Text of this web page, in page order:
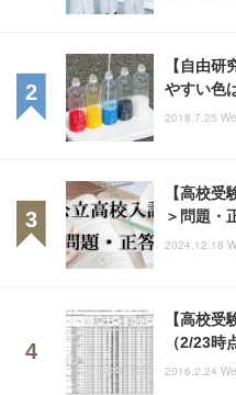
【自由
やすい色
2018.7.25
【高校受
＞問題・
2024.12.18
【高校
（2/23
2016.2.24